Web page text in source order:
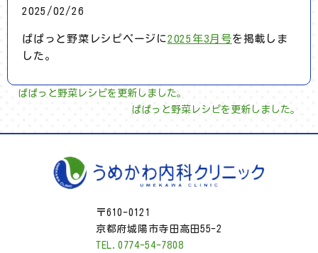
2025/02/26
ぱぱっと野菜レシピページに 2025年3月号を掲載しま
した。
ぱぱっと野菜レシピを更新しました。
ぱぱっと野菜レシピを更新しました。
〒610-0121
京都府城陽市寺田高田55-2
TEL.0774-54-7808